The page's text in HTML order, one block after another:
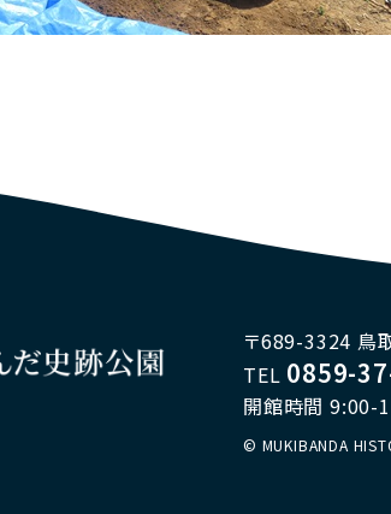
〒689-3324 鳥
TEL 0859-
開館時間 9:00-
© MUKIBANDA